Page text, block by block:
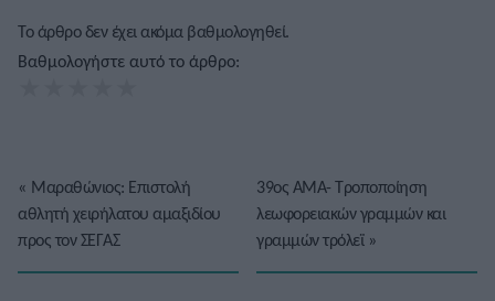
Το άρθρο δεν έχει ακόμα βαθμολογηθεί.
Βαθμολογήστε αυτό το άρθρο:
« Mαραθώνιος: Επιστολή
αθλητή χειρήλατου αμαξιδίου
προς τον ΣΕΓΑΣ
39ος ΑΜΑ- Τροποποίηση
λεωφορειακών γραμμών και
γραμμών τρόλεϊ»